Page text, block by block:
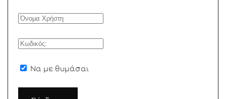
Να με θυμάσαι